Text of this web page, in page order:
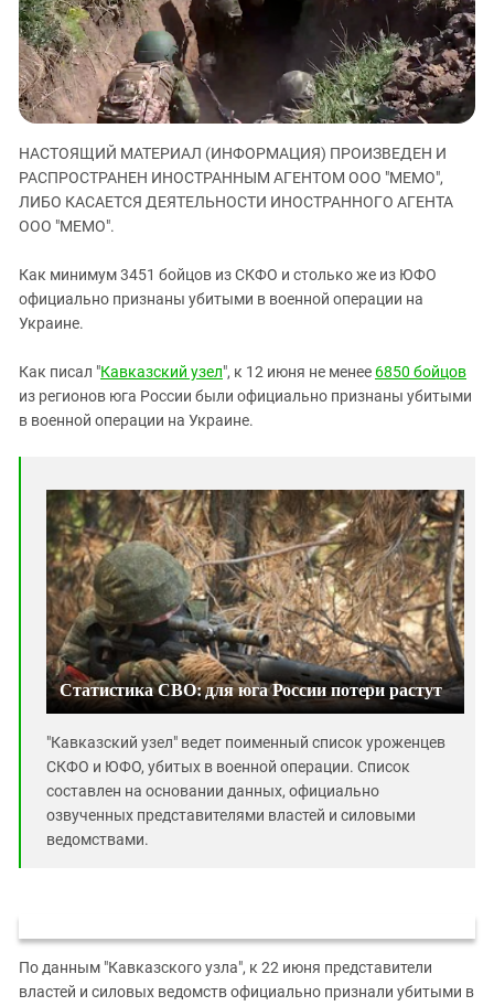
ЗАСТАВЛЯЕТ
КАВКАЗ ЗА ПАЛЕСТИНУ
ИНАКОМЫСЛИЕ В ЧЕЧНЕ
ПРЕСЛЕДОВАНИЕ АКТИВИСТОВ
МОБИЛИЗАЦИЯ И ПРОТЕСТЫ
Дагестан
Ингушетия
Кабардино-Балкария
Калмыкия
Карачаево-Черкесия
Нагорный Карабах
Ростовская область
Северная Осетия - Алания
Ставропольский край
Чечня
Южный Кавказ
ЮФО
НАСТОЯЩИЙ МАТЕРИАЛ (ИНФОРМАЦИЯ) ПРОИЗВЕДЕН И
РАСПРОСТРАНЕН ИНОСТРАННЫМ АГЕНТОМ ООО "МЕМО",
ЛИБО КАСАЕТСЯ ДЕЯТЕЛЬНОСТИ ИНОСТРАННОГО АГЕНТА
ООО "МЕМО".
Как минимум 3451 бойцов из СКФО и столько же из ЮФО
официально признаны убитыми в военной операции на
Украине.
Как писал "Кавказский узел", к 12 июня не менее 6850 бойцов
из регионов юга России были официально признаны убитыми
в военной операции на Украине.
Статистика СВО: для юга России потери растут
"Кавказский узел" ведет поименный список уроженцев
СКФО и ЮФО, убитых в военной операции. Список
составлен на основании данных, официально
озвученных представителями властей и силовыми
ведомствами.
По данным "Кавказского узла", к 22 июня представители
властей и силовых ведомств официально признали убитыми в